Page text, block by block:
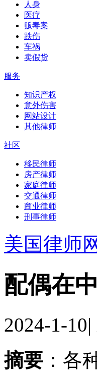
人身
医疗
贩毒案
跌伤
车祸
卖假货
服务
知识产权
意外伤害
网站设计
其他律师
社区
移民律师
房产律师
家庭律师
交通律师
商业律师
刑事律师
美国律师
配偶在
2024-1-10|
摘要 ：各